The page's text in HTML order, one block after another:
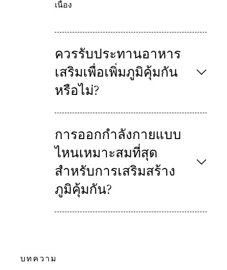
เนื่อง
ควรรับประทานอาหาร
เสริมเพื่อเพิ่มภูมิคุ้มกัน
หรือไม่?
การออกกำลังกายแบบ
ไหนเหมาะสมที่สุด
สำหรับการเสริมสร้าง
ภูมิคุ้มกัน?
บทความ